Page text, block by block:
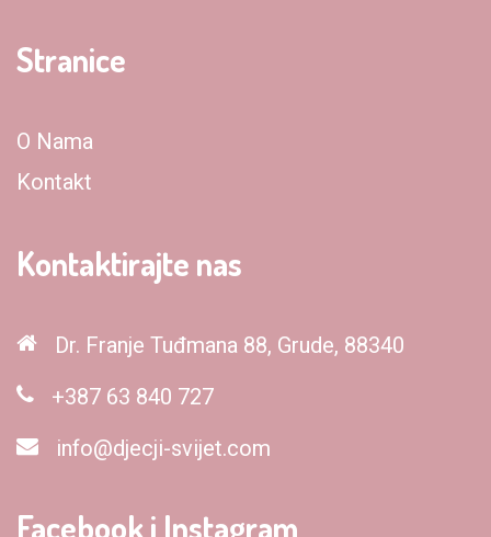
Stranice
O Nama
Kontakt
Kontaktirajte nas
Dr. Franje Tuđmana 88, Grude, 88340
+387 63 840 727
info@djecji-svijet.com
Facebook i Instagram